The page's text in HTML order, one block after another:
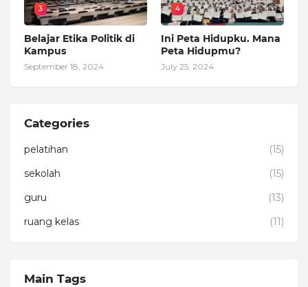
3
Belajar Etika Politik di
Kampus
September 18, 2024
4
Ini Peta Hidupku. Mana
Peta Hidupmu?
July 25, 2024
Categories
pelatihan
(15)
sekolah
(15)
guru
(13)
ruang kelas
(11)
Main Tags